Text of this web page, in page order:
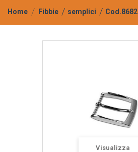
Home Fibbie semplici Cod.8682
Visualizza